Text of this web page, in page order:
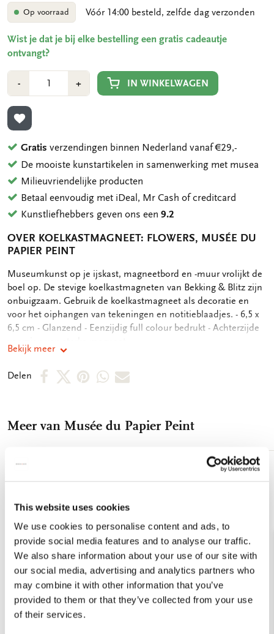
This website uses cookies
We use cookies to personalise content and ads, to
provide social media features and to analyse our traffic.
We also share information about your use of our site with
our social media, advertising and analytics partners who
may combine it with other information that you’ve
provided to them or that they’ve collected from your use
of their services.
Op voorraad Vóór 14:00 besteld, zelfde dag verzonden
Wist je dat je bij elke bestelling een gratis cadeautje
ontvangt?
-Min
1
+Plus
1
IN WINKELWAGEN
TOEVOEGEN AAN VERLANGLIJST
Gratis verzendingen binnen Nederland vanaf €29,-
De mooiste kunstartikelen in samenwerking met musea
Milieuvriendelijke producten
Betaal eenvoudig met iDeal, Mr Cash of creditcard
Kunstliefhebbers geven ons een9.2
OVER KOELKASTMAGNEET: FLOWERS, MUSÉE DU
PAPIER PEINT
OMSCHRIJVING
Museumkunst op je ijskast, magneetbord en -muur vrolijkt de
boel op. De stevige koelkastmagneten van Bekking & Blitz zijn
onbuigzaam. Gebruik de koelkastmagneet als decoratie en
voor het oiphangen van tekeningen en notitieblaadjes. - 6,5 x
6,5 cm - Glanzend - Eenzijdig full colour bedrukt - Achterzijde
Bekijk meer
Delen
DeelDeelDeelDeelDeel
mail
Meer van Musée du Papier Peint